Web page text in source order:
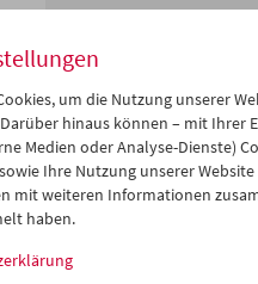
Odyssey
um die Nutzung unserer
hinaus können – mit Ihrer
Medien oder Analyse-Dienste)
Ihre Nutzung unserer
mit weiteren Informationen
haben.